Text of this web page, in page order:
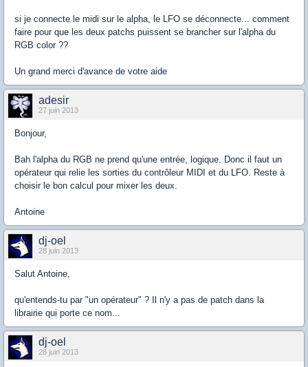
si je connecte le midi sur le alpha, le LFO se déconnecte... comment
faire pour que les deux patchs puissent se brancher sur l'alpha du
RGB color ??
Un grand merci d'avance de votre aide
adesir
27 juin 2013
Bonjour,
Bah l'alpha du RGB ne prend qu'une entrée, logique. Donc il faut un
opérateur qui relie les sorties du contrôleur MIDI et du LFO. Reste à
choisir le bon calcul pour mixer les deux.
Antoine
dj-oel
28 juin 2013
Salut Antoine,
qu'entends-tu par "un opérateur" ? Il n'y a pas de patch dans la
librairie qui porte ce nom...
dj-oel
28 juin 2013